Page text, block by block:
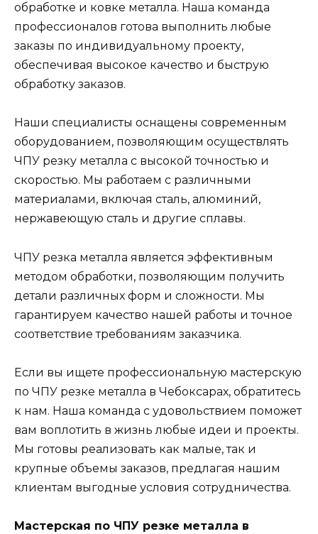
обработке и ковке металла. Наша команда
профессионалов готова выполнить любые
заказы по индивидуальному проекту,
обеспечивая высокое качество и быструю
обработку заказов.
Наши специалисты оснащены современным
оборудованием, позволяющим осуществлять
ЧПУ резку металла с высокой точностью и
скоростью. Мы работаем с различными
материалами, включая сталь, алюминий,
нержавеющую сталь и другие сплавы.
ЧПУ резка металла является эффективным
методом обработки, позволяющим получить
детали различных форм и сложности. Мы
гарантируем качество нашей работы и точное
соответствие требованиям заказчика.
Если вы ищете профессиональную мастерскую
по ЧПУ резке металла в Чебоксарах, обратитесь
к нам. Наша команда с удовольствием поможет
вам воплотить в жизнь любые идеи и проекты.
Мы готовы реализовать как малые, так и
крупные объемы заказов, предлагая нашим
клиентам выгодные условия сотрудничества.
Мастерская по ЧПУ резке металла в